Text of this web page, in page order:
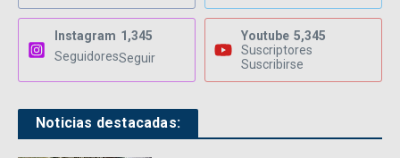
Instagram 1,345
SeguidoresSeguir
Youtube 5,345
Suscriptores
Suscribirse
Noticias destacadas: